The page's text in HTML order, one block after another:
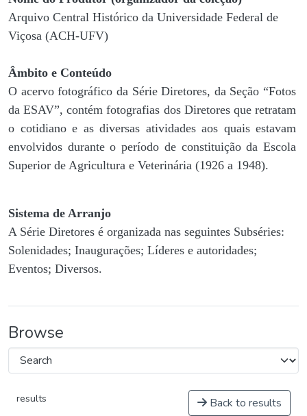
Arquivo Central Histórico da Universidade Federal de
Viçosa (ACH-UFV)
Âmbito e Conteúdo
O acervo fotográfico da Série Diretores, da Seção “Fotos
da ESAV”, contém fotografias dos Diretores que retratam
o cotidiano e as diversas atividades aos quais estavam
envolvidos durante o período de constituição da Escola
Superior de Agricultura e Veterinária (1926 a 1948).
Sistema de Arranjo
A Série Diretores é organizada nas seguintes Subséries:
Solenidades; Inaugurações; Líderes e autoridades;
Eventos; Diversos.
Browse
results Back to results